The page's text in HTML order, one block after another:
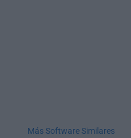
Más Software Similares